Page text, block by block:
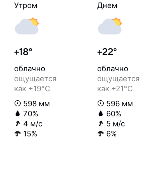
Утром
+18°
облачно
ощущается
как +19°C
598 мм
70%
4 м/с
15%
Днем
+22°
облачно
ощущается
как +21°C
596 мм
60%
5 м/с
6%